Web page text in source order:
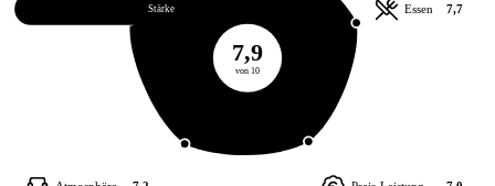
7,9
von 10
Essen 7,7
Stärke